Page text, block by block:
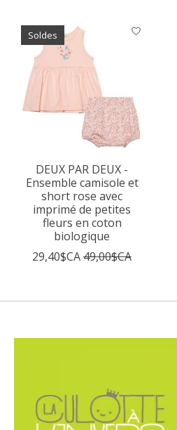
Articles du carrousel de produits
Soldes
DEUX PAR DEUX -
Ensemble camisole et
short rose avec
imprimé de petites
fleurs en coton
biologique
29,40$CA49,00$CA